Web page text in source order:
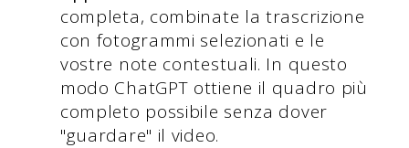
completa, combinate la trascrizione
con fotogrammi selezionati e le
vostre note contestuali. In questo
modo ChatGPT ottiene il quadro più
completo possibile senza dover
"guardare" il video.